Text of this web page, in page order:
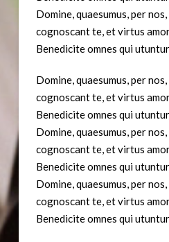
Domine, quaesumus, per
cognoscant te, et virtus
Benedicite omnes qui
Domine, quaesumus, per
cognoscant te, et virtus
Benedicite omnes qui
Domine, quaesumus, per
cognoscant te, et virtus
Benedicite omnes qui
Domine, quaesumus, per
cognoscant te, et virtus
Benedicite omnes qui